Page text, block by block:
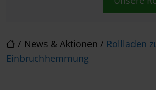
/ News & Aktionen / Rollladen
Einbruchhemmung